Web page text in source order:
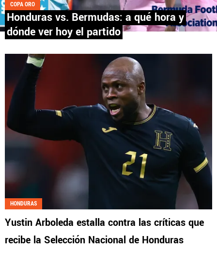
COPA ORO
Honduras vs. Bermudas: a qué hora y
dónde ver hoy el partido
HONDURAS
Yustin Arboleda estalla contra las críticas que
recibe la Selección Nacional de Honduras